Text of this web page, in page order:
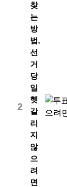
2
찾
는
방
법,
선
거
당
일
헷
갈
리
지
않
으
려
면